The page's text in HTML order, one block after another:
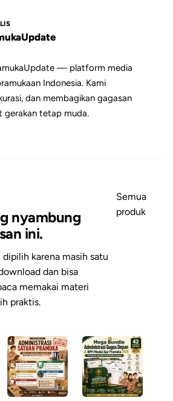
atau rujukan saat
kegiatan.
— platform media
Indonesia. Kami
dan membagikan gagasan
gerakan tetap muda.
nyambung
ini.
karena masih satu
dan bisa
memakai materi
praktis.
Semua
produk